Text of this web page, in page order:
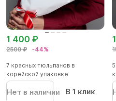
2500 ₽ -44%
1 400 ₽
7 красных тюльпанов в
корейской упаковке
Нет в наличии В 1 клик